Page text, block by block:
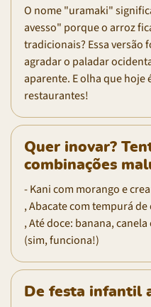
O nome "uramaki"
avesso" porque o arroz
tradicionais? Essa versão
agradar o paladar
aparente. E olha que hoje
restaurantes!
Quer inovar?
combinações
- Kani com morango e
, Abacate com tempurá
, Até doce: banana,
(sim, funciona!)
De festa infantil